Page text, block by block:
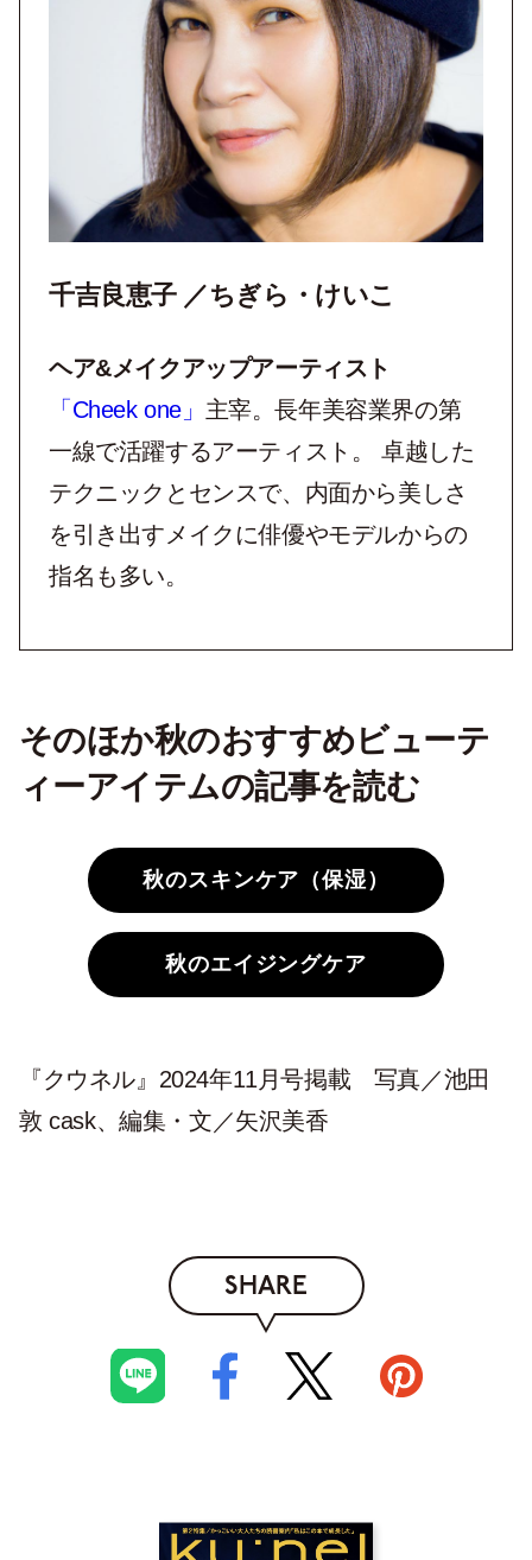
千吉良恵子 ／ちぎら・けいこ
ヘア&メイクアップアーティスト
「Cheek one」 主宰。長年美容業界の第
一線で活躍するアーティスト。 卓越した
テクニックとセンスで、内面から美しさ
を引き出すメイクに俳優やモデルからの
指名も多い。
そのほか秋のおすすめビューテ
ィーアイテムの記事を読む
秋のスキンケア（保湿）
秋のエイジングケア
『クウネル』2024年11月号掲載 写真／池田
敦 cask、編集・文／矢沢美香
SHARE